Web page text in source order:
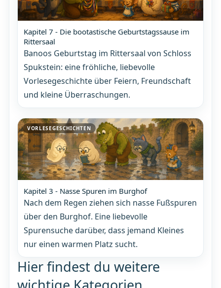
Kapitel 7 - Die bootastische Geburtstagssause im
Rittersaal
Banoos Geburtstag im Rittersaal von Schloss
Spukstein: eine fröhliche, liebevolle
Vorlesegeschichte über Feiern, Freundschaft
und kleine Überraschungen.
VORLESEGESCHICHTEN
Kapitel 3 - Nasse Spuren im Burghof
Nach dem Regen ziehen sich nasse Fußspuren
über den Burghof. Eine liebevolle
Spurensuche darüber, dass jemand Kleines
nur einen warmen Platz sucht.
Hier findest du weitere